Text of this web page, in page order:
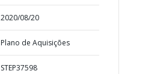
2020/08/20
Plano de Aquisições
STEP37598